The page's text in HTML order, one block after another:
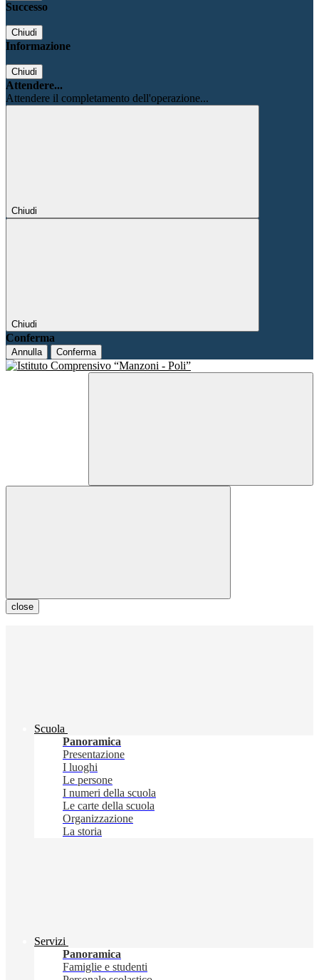
Successo
Chiudi
Informazione
Chiudi
Attendere...
Attendere il completamento dell'operazione...
Chiudi
Chiudi
Conferma
Annulla Conferma
close
Scuola
Panoramica
Presentazione
I luoghi
Le persone
I numeri della scuola
Le carte della scuola
Organizzazione
La storia
Servizi
Panoramica
Famiglie e studenti